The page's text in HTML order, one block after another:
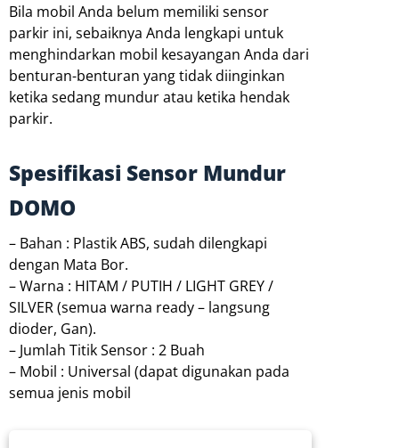
Bila mobil Anda belum memiliki sensor
parkir ini, sebaiknya Anda lengkapi untuk
menghindarkan mobil kesayangan Anda dari
benturan-benturan yang tidak diinginkan
ketika sedang mundur atau ketika hendak
parkir.
Spesifikasi Sensor Mundur
DOMO
– Bahan : Plastik ABS, sudah dilengkapi
dengan Mata Bor.
– Warna : HITAM / PUTIH / LIGHT GREY /
SILVER (semua warna ready – langsung
dioder, Gan).
– Jumlah Titik Sensor : 2 Buah
– Mobil : Universal (dapat digunakan pada
semua jenis mobil